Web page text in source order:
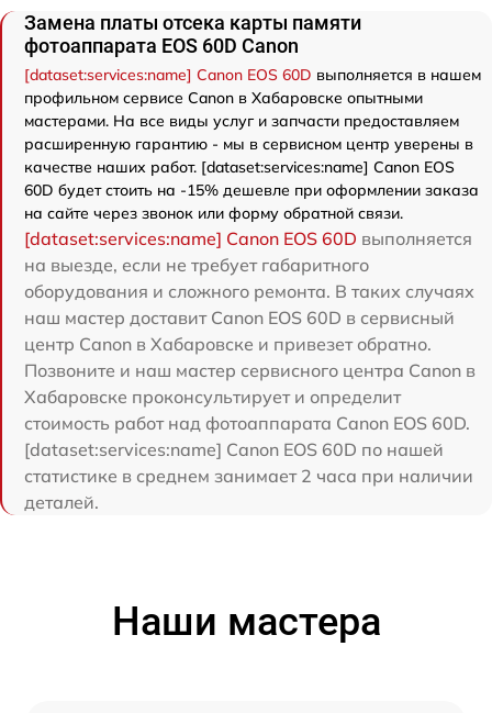
Замена платы отсека карты памяти
фотоаппарата EOS 60D Canon
[dataset:services:name] Canon EOS 60D выполняется в нашем
профильном сервисе Canon в Хабаровске опытными
мастерами. На все виды услуг и запчасти предоставляем
расширенную гарантию - мы в сервисном центр уверены в
качестве наших работ. [dataset:services:name] Canon EOS
60D будет стоить на -15% дешевле при оформлении заказа
на сайте через звонок или форму обратной связи.
[dataset:services:name] Canon EOS 60D выполняется
на выезде, если не требует габаритного
оборудования и сложного ремонта. В таких случаях
наш мастер доставит Canon EOS 60D в сервисный
центр Canon в Хабаровске и привезет обратно.
Позвоните и наш мастер сервисного центра Canon в
Хабаровске проконсультирует и определит
стоимость работ над фотоаппарата Canon EOS 60D.
[dataset:services:name] Canon EOS 60D по нашей
статистике в среднем занимает 2 часа при наличии
деталей.
Наши мастера